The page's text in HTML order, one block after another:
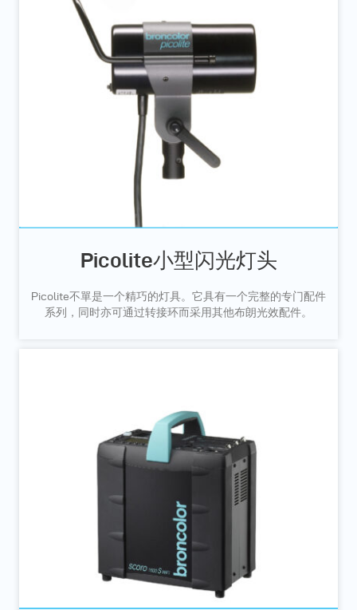
Picolite小型闪光灯头
Picolite不單是一个精巧的灯具。它具有一个完整的专门配件
系列，同时亦可通过转接环而采用其他布朗光效配件。